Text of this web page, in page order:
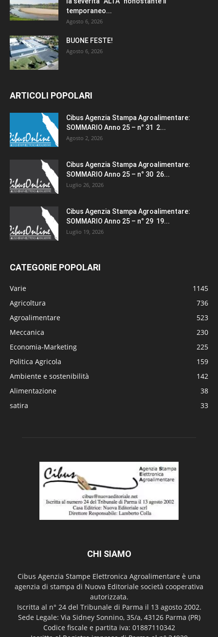
temporaneo...
Agosto 6, 2026
BUONE FESTE!
Agosto 6, 2026
ARTICOLI POPOLARI
Cibus Agenzia Stampa Agroalimentare:
SOMMARIO Anno 25 – n° 31 2...
Agosto 2, 2026
Cibus Agenzia Stampa Agroalimentare:
SOMMARIO Anno 25 – n° 30 26...
Luglio 26, 2026
Cibus Agenzia Stampa Agroalimentare:
SOMMARIO Anno 25 – n° 29 19...
Luglio 19, 2026
CATEGORIE POPOLARI
Varie
1145
Agricoltura
736
Agroalimentare
523
Meccanica
230
Economia-Marketing
225
Politica Agricola
159
Ambiente e sostenibilità
142
Alimentazione
38
satira
33
CHI SIAMO
Cibus Agenzia Stampe Elettronica Agroalimentare è una
agenzia di stampa di Nuova Editoriale società cooperativa
autorizzata.
Iscritta al n° 24 del Tribunale di Parma il 13 agosto 2002.
Sede Legale: Via Sidney Sonnino, 35/a, 43126 Parma (PR)
Codice fiscale e partita iva: 01887110342